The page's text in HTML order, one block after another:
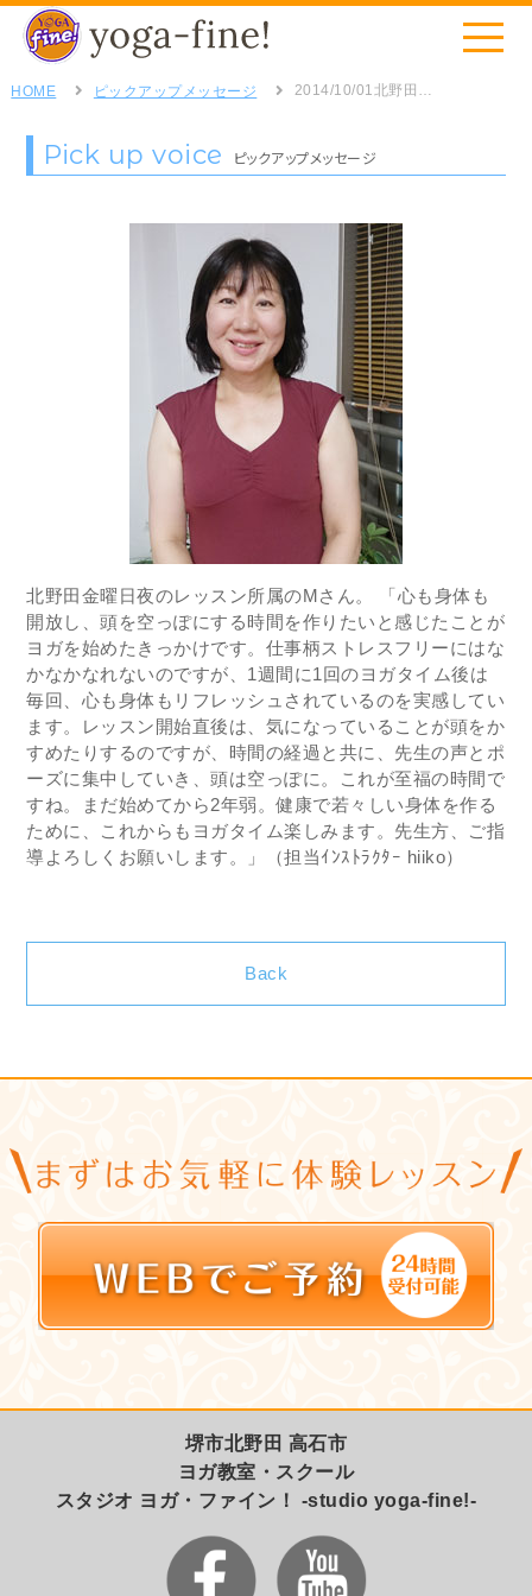
HOME ピックアップメッセージ 2014/10/01北野田スタジオ・Mさん
Pick up voice ピックアップメッセージ
北野田金曜日夜のレッスン所属のMさん。 「心も身体も
開放し、頭を空っぽにする時間を作りたいと感じたことが
ヨガを始めたきっかけです。仕事柄ストレスフリーにはな
かなかなれないのですが、1週間に1回のヨガタイム後は
毎回、心も身体もリフレッシュされているのを実感してい
ます。レッスン開始直後は、気になっていることが頭をか
すめたりするのですが、時間の経過と共に、先生の声とポ
ーズに集中していき、頭は空っぽに。これが至福の時間で
すね。まだ始めてから2年弱。健康で若々しい身体を作る
ために、これからもヨガタイム楽しみます。先生方、ご指
導よろしくお願いします。」（担当ｲﾝｽﾄﾗｸﾀｰ hiiko）
Back
堺市北野田 高石市
ヨガ教室・スクール
スタジオ ヨガ・ファイン！ -studio yoga-fine!-